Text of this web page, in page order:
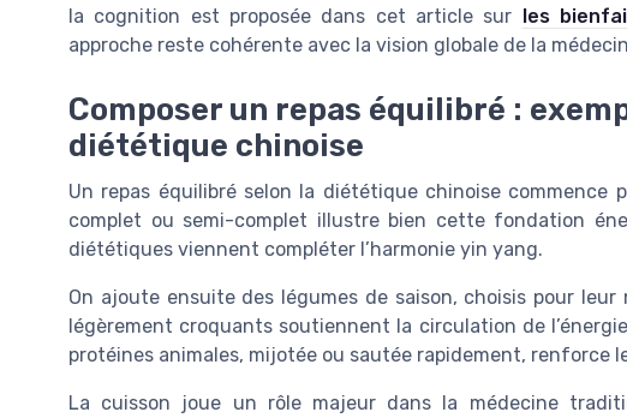
la cognition est proposée dans cet article sur les
approche reste cohérente avec la vision globale de la
Composer un repas équilibré :
diététique chinoise
Un repas équilibré selon la diététique chinoise commence
complet ou semi-complet illustre bien cette fondation
diététiques viennent compléter l’harmonie yin yang.
On ajoute ensuite des légumes de saison, choisis pour
légèrement croquants soutiennent la circulation de
protéines animales, mijotée ou sautée rapidement, renforce
La cuisson joue un rôle majeur dans la médecine